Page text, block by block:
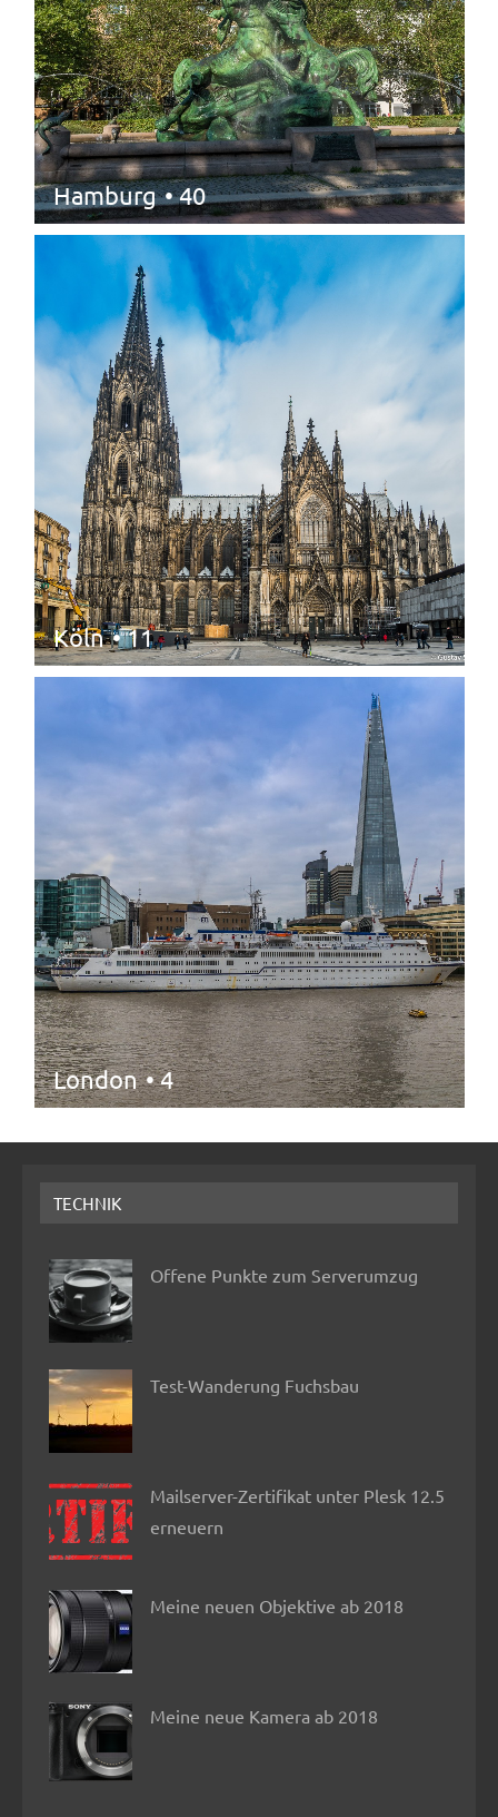
Hamburg • 40
Köln • 11
London • 4
TECHNIK
Offene Punkte zum Serverumzug
Test-Wanderung Fuchsbau
Mailserver-Zertifikat unter Plesk 12.5
erneuern
Meine neuen Objektive ab 2018
Meine neue Kamera ab 2018